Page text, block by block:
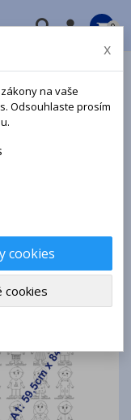
 0
najdete
tematického
x
na vaše
Odsouhlaste prosím
cookies
cookies